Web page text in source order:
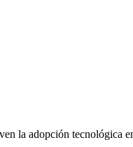
la adopción tecnológica